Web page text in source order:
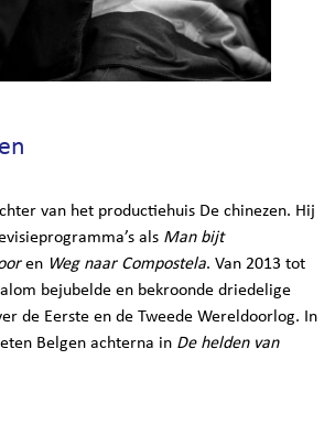
van het productiehuis De chinezen. Hij
als Man bijt
en Weg naar Compostela. Van 2013 tot
bejubelde en bekroonde driedelige
de Eerste en de Tweede Wereldoorlog. In
Belgen achterna in De helden van